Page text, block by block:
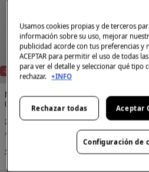
-20%
New Balance
Camiseta de manga corta
28,00 € 35,00 €
Ahorras
+2 Colores
-20%
Usamos cookies propias y de terceros
información sobre su uso, mejorar
publicidad acorde con tus preferencias y
ACEPTAR para permitir el uso de todas
para ver el detalle y seleccionar qué tipo
rechazar. +INFO
Rechazar todas Aceptar
Configuración de